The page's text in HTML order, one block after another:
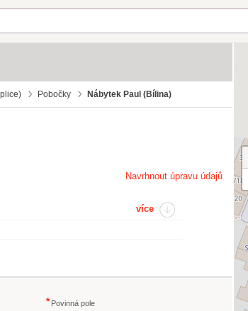
Pobočky Nábytek Paul (Bílina)
Navrhnout úpravu údajů
více
Povinná pole